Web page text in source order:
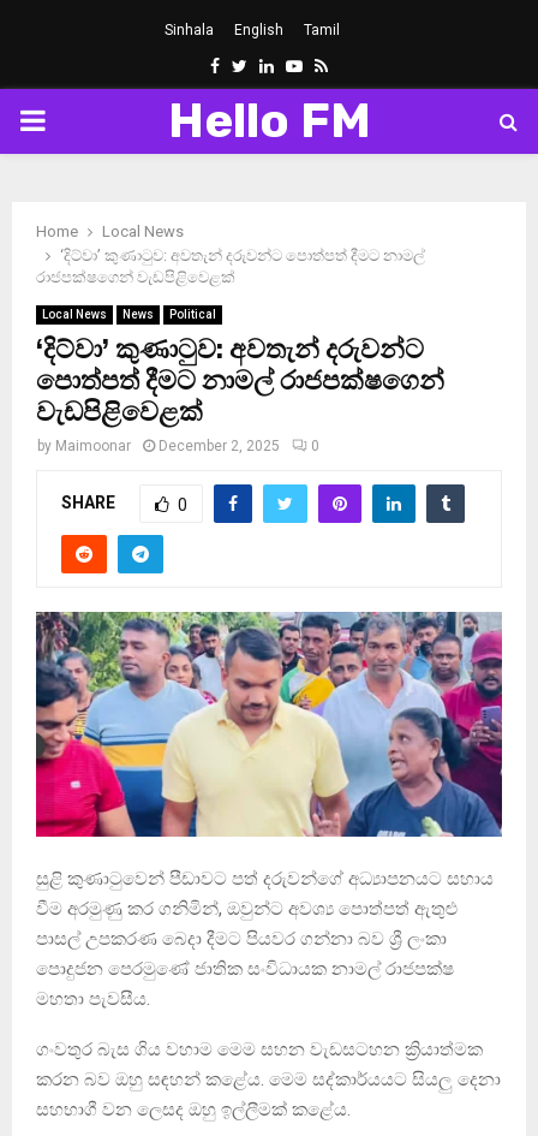
Sinhala English Tamil
Facebook
Twitter
LinkedinYoutube
Rss
PRIMARY
Hello FM
Home
Local News
‘දිට්වා’ කුණාටුව: අවතැන් දරුවන්ට පොත්පත් දීමට නාමල්
රාජපක්ෂගෙන් වැඩපිළිවෙළක්
Local News News Political
‘දිට්වා’ කුණාටුව: අවතැන් දරුවන්ට
පොත්පත් දීමට නාමල් රාජපක්ෂගෙන්
වැඩපිළිවෙළක්
by Maimoonar December 2, 2025 0
SHARE 0
සුළි කුණාටුවෙන් පීඩාවට පත් දරුවන්ගේ අධ්‍යාපනයට සහාය
වීම අරමුණු කර ගනිමින්, ඔවුන්ට අවශ්‍ය පොත්පත් ඇතුළු
පාසල් උපකරණ බෙදා දීමට පියවර ගන්නා බව ශ්‍රී ලංකා
පොදුජන පෙරමුණේ ජාතික සංවිධායක නාමල් රාජපක්ෂ
මහතා පැවසීය.
ගංවතුර බැස ගිය වහාම මෙම සහන වැඩසටහන ක්‍රියාත්මක
කරන බව ඔහු සඳහන් කළේය. මෙම සද්කාර්යයට සියලු දෙනා
සහභාගී වන ලෙසද ඔහු ඉල්ලීමක් කළේය.